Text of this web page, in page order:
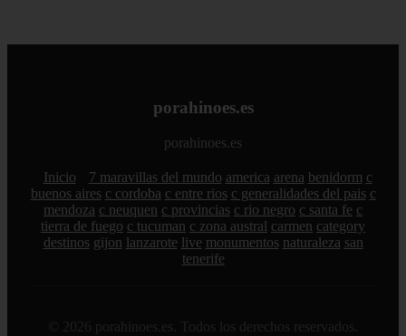
porahinoes.es
porahinoes.es
Inicio 7 maravillas del mundo america arena benidorm c
buenos aires c cordoba c entre rios c generalidades del pais c
mendoza c neuquen c provincias c rio negro c santa fe c
tierra de fuego c tucuman c zona austral carmen category
destinos gijon lanzarote live monumentos naturaleza san
tenerife
© 2026 porahinoes.es. Todos los derechos reservados.